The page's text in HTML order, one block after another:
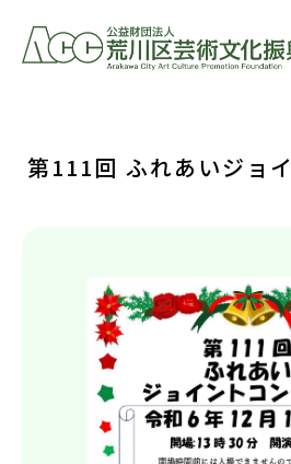
第111回 ふれあいジョ